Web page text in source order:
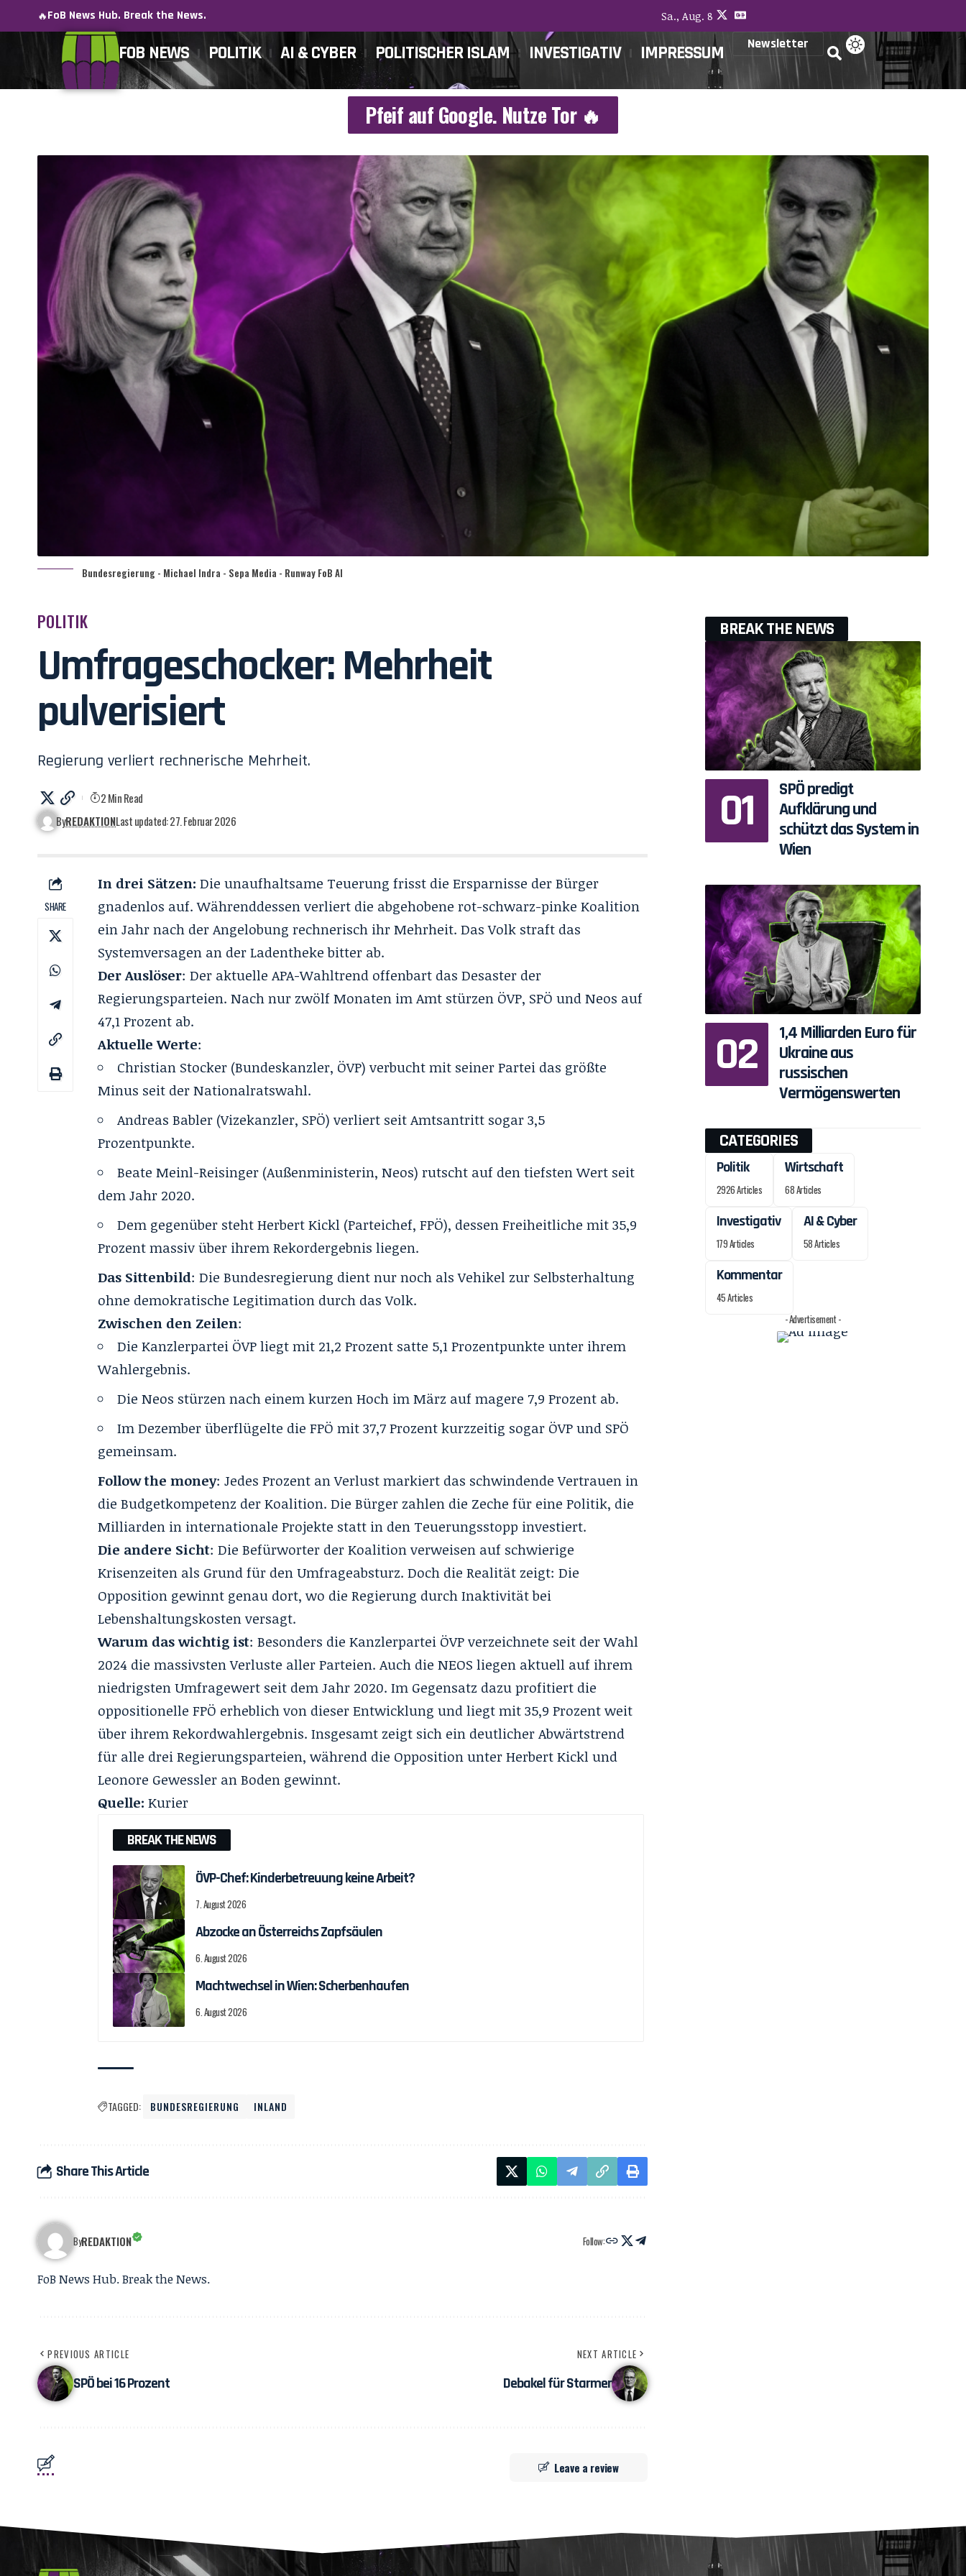
🔥FoB News Hub. Break the News. Sa., Aug. 8
FOB NEWS POLITIK AI & CYBER POLITISCHER ISLAM INVESTIGATIV IMPRESSUM Newsletter
Pfeif auf Google. Nutze Tor 🔥
Bundesregierung - Michael Indra - Sepa Media - Runway FoB AI
POLITIK
Umfrageschocker: Mehrheit
pulverisiert
Regierung verliert rechnerische Mehrheit.
ByREDAKTIONLast updated: 27. Februar 2026
2 Min Read
SHARE
In drei Sätzen:Die unaufhaltsame Teuerung frisst die Ersparnisse der Bürger
gnadenlos auf. Währenddessen verliert die abgehobene rot-schwarz-pinke Koalition
ein Jahr nach der Angelobung rechnerisch ihr Mehrheit. Das Volk straft das
Systemversagen an der Ladentheke bitter ab.
Der Auslöser: Der aktuelle APA-Wahltrend offenbart das Desaster der
Regierungsparteien. Nach nur zwölf Monaten im Amt stürzen ÖVP, SPÖ und Neos auf
47,1 Prozent ab.
Aktuelle Werte:
Christian Stocker (Bundeskanzler, ÖVP) verbucht mit seiner Partei das größte
Minus seit der Nationalratswahl.
Andreas Babler (Vizekanzler, SPÖ) verliert seit Amtsantritt sogar 3,5
Prozentpunkte.
Beate Meinl-Reisinger (Außenministerin, Neos) rutscht auf den tiefsten Wert seit
dem Jahr 2020.
Dem gegenüber steht Herbert Kickl (Parteichef, FPÖ), dessen Freiheitliche mit 35,9
Prozent massiv über ihrem Rekordergebnis liegen.
Das Sittenbild: Die Bundesregierung dient nur noch als Vehikel zur Selbsterhaltung
ohne demokratische Legitimation durch das Volk.
Zwischen den Zeilen:
Die Kanzlerpartei ÖVP liegt mit 21,2 Prozent satte 5,1 Prozentpunkte unter ihrem
Wahlergebnis.
Die Neos stürzen nach einem kurzen Hoch im März auf magere 7,9 Prozent ab.
Im Dezember überflügelte die FPÖ mit 37,7 Prozent kurzzeitig sogar ÖVP und SPÖ
gemeinsam.
Follow the money: Jedes Prozent an Verlust markiert das schwindende Vertrauen in
die Budgetkompetenz der Koalition. Die Bürger zahlen die Zeche für eine Politik, die
Milliarden in internationale Projekte statt in den Teuerungsstopp investiert.
Die andere Sicht: Die Befürworter der Koalition verweisen auf schwierige
Krisenzeiten als Grund für den Umfrageabsturz. Doch die Realität zeigt: Die
Opposition gewinnt genau dort, wo die Regierung durch Inaktivität bei
Lebenshaltungskosten versagt.
Warum das wichtig ist: Besonders die Kanzlerpartei ÖVP verzeichnete seit der Wahl
2024 die massivsten Verluste aller Parteien. Auch die NEOS liegen aktuell auf ihrem
niedrigsten Umfragewert seit dem Jahr 2020. Im Gegensatz dazu profitiert die
oppositionelle FPÖ erheblich von dieser Entwicklung und liegt mit 35,9 Prozent weit
über ihrem Rekordwahlergebnis. Insgesamt zeigt sich ein deutlicher Abwärtstrend
für alle drei Regierungsparteien, während die Opposition unter Herbert Kickl und
Leonore Gewessler an Boden gewinnt.
Quelle: Kurier
BREAK THE NEWS
ÖVP-Chef: Kinderbetreuung keine Arbeit?
7. August 2026
Abzocke an Österreichs Zapfsäulen
6. August 2026
Machtwechsel in Wien: Scherbenhaufen
6. August 2026
TAGGED: BUNDESREGIERUNG INLAND
Share This Article
ByREDAKTION Follow:
FoB News Hub. Break the News.
PREVIOUS ARTICLE
SPÖ bei 16 Prozent
NEXT ARTICLE
Debakel für Starmer
Leave a review
BREAK THE NEWS
SPÖ predigt
Aufklärung und
schützt das System in
Wien
1,4 Milliarden Euro für
Ukraine aus
russischen
Vermögenswerten
CATEGORIES
Politik
2926 Articles
Wirtschaft
68 Articles
Investigativ
179 Articles
AI & Cyber
58 Articles
Kommentar
45 Articles
- Advertisement -